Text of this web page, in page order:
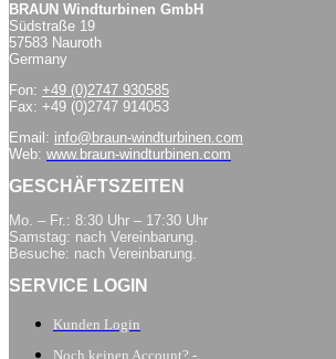
BRAUN Windturbinen GmbH
Südstraße 19
57583 Nauroth
Germany
Fon: +49 (0)2747 930585
Fax: +49 (0)2747 914053
Email: info@braun-windturbinen.com
Web: www.braun-windturbinen.com
GESCHÄFTSZEITEN
Mo. – Fr.: 8:30 Uhr – 17:30 Uhr
Samstag: nach Vereinbarung.
Besuche: nach Vereinbarung.
SERVICE LOGIN
Kunden Login
Noch keinen Account? -